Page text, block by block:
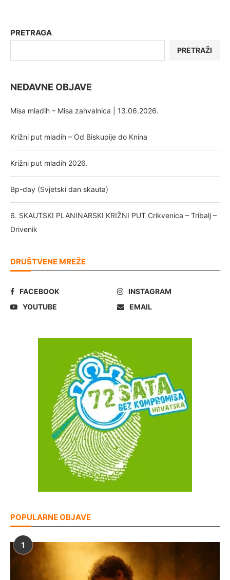
PRETRAGA
PRETRAŽI
NEDAVNE OBJAVE
Misa mladih – Misa zahvalnica | 13.06.2026.
Križni put mladih – Od Biskupije do Knina
Križni put mladih 2026.
Bp-day (Svjetski dan skauta)
6. SKAUTSKI PLANINARSKI KRIŽNI PUT Crikvenica – Tribalj –
Drivenik
DRUŠTVENE MREŽE
FACEBOOK
INSTAGRAM
YOUTUBE
EMAIL
POPULARNE OBJAVE
1